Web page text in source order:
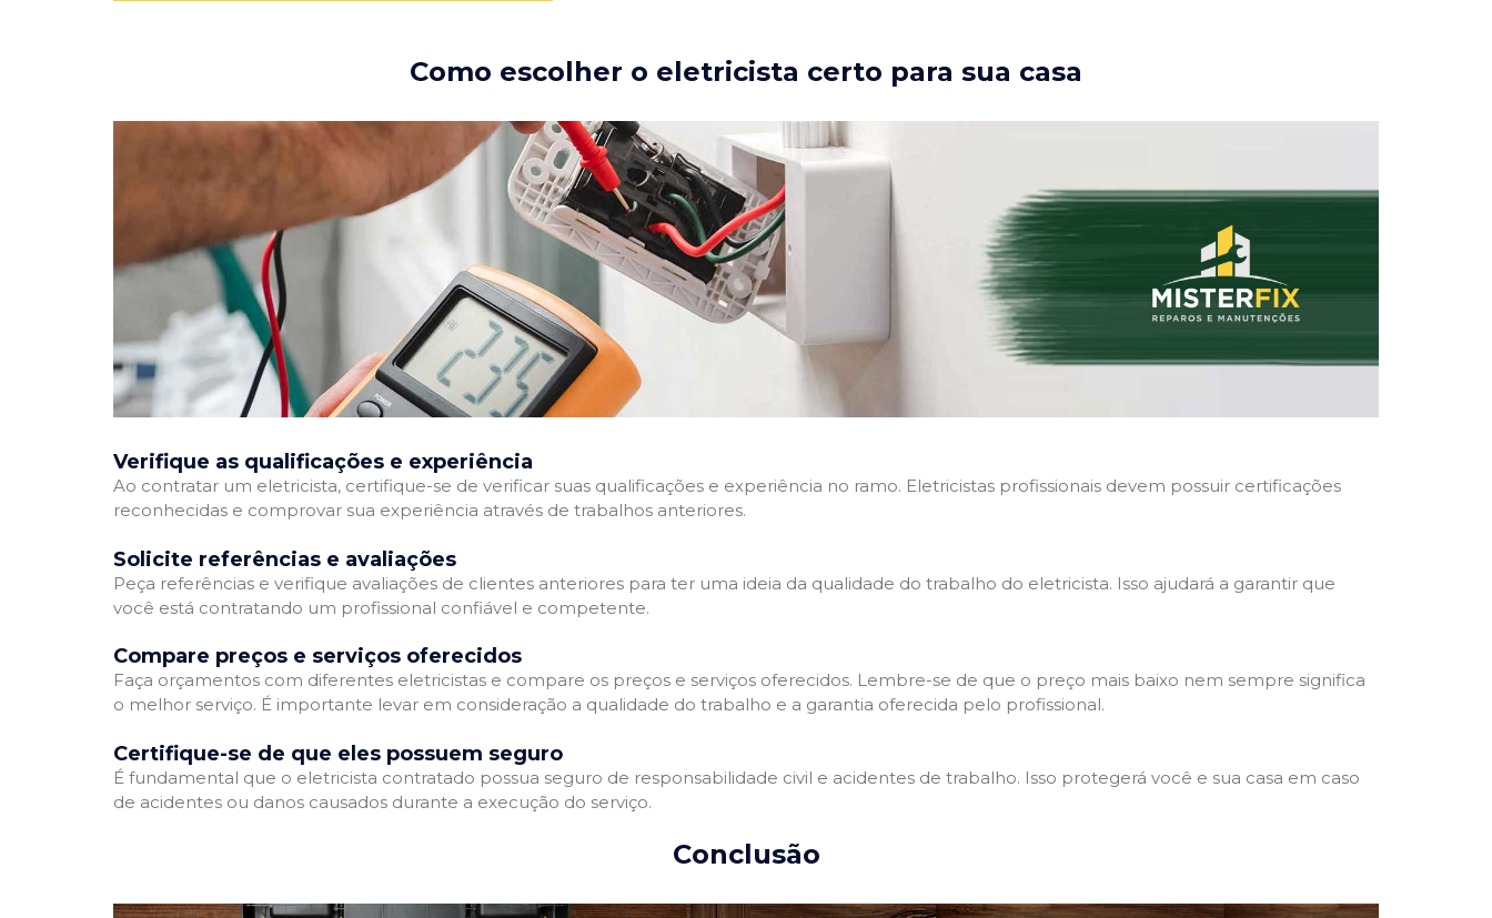
Como escolher o eletricista certo para sua casa
Verifique as qualificações e experiência
Ao contratar um eletricista, certifique-se de verificar suas qualificações e experiência no ramo. Eletricistas profissionais devem possuir certificações
reconhecidas e comprovar sua experiência através de trabalhos anteriores.
Solicite referências e avaliações
Peça referências e verifique avaliações de clientes anteriores para ter uma ideia da qualidade do trabalho do eletricista. Isso ajudará a garantir que
você está contratando um profissional confiável e competente.
Compare preços e serviços oferecidos
Faça orçamentos com diferentes eletricistas e compare os preços e serviços oferecidos. Lembre-se de que o preço mais baixo nem sempre significa
o melhor serviço. É importante levar em consideração a qualidade do trabalho e a garantia oferecida pelo profissional.
Certifique-se de que eles possuem seguro
É fundamental que o eletricista contratado possua seguro de responsabilidade civil e acidentes de trabalho. Isso protegerá você e sua casa em caso
de acidentes ou danos causados durante a execução do serviço.
Conclusão